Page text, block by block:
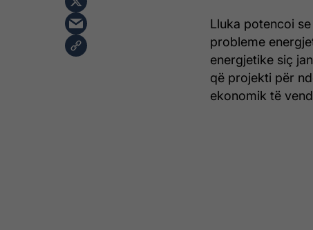
Lluka potencoi
probleme
energjetike siç
që projekti për
ekonomik të